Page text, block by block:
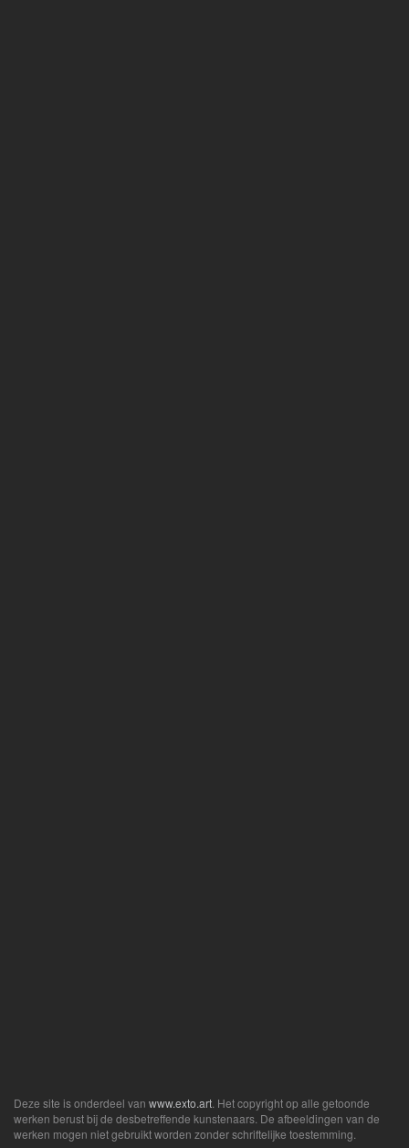
Deze site is onderdeel van www.exto.art . Het copyright op alle getoonde
werken berust bij de desbetreffende kunstenaars. De afbeeldingen van de
werken mogen niet gebruikt worden zonder schriftelijke toestemming.